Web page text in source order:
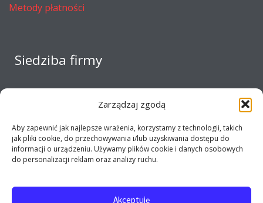
Zarządzaj zgodą
Aby zapewnić jak najlepsze wrażenia, korzystamy z technologii, takich
jak pliki cookie, do przechowywania i/lub uzyskiwania dostępu do
informacji o urządzeniu. Używamy plików cookie i danych osobowych
do personalizacji reklam oraz analizy ruchu.
Akceptuję
Metody płatności
Siedziba firmy